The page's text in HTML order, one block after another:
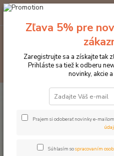
Značka oblečenia MONTAR
CARLA tmavomodá
MONTAR tričko
tmavomodá
Zľava 5% pre
Zaregistrujte sa a získajte tak
Prihláste sa tiež k odberu
novinky, akcie
Prajem si odoberať novinky e-
Súhlasím sospracovaním